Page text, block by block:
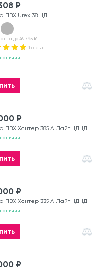
₽
ПВХ Urex 38 НД
до 49 795 ₽
1 отзыв
₽
ПВХ Хантер 385 А Лайт НДНД
₽
ПВХ Хантер 335 А Лайт НДНД
₽